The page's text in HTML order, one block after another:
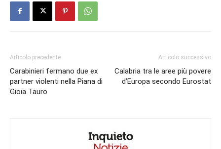
Articolo precedente
Carabinieri fermano due ex
partner violenti nella Piana di
Gioia Tauro
Articolo successivo
Calabria tra le aree più povere
d’Europa secondo Eurostat